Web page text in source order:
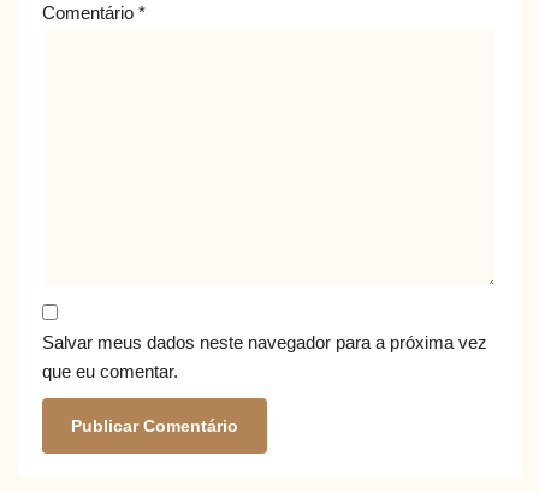
Comentário *
Salvar meus dados neste navegador para a próxima vez
que eu comentar.